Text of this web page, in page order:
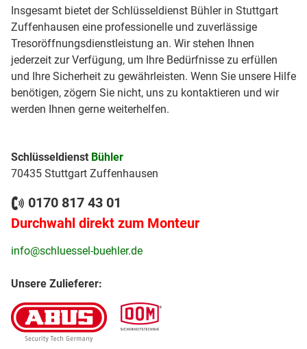
Insgesamt bietet der Schlüsseldienst Bühler in Stuttgart
Zuffenhausen eine professionelle und zuverlässige
Tresoröffnungsdienstleistung an. Wir stehen Ihnen
jederzeit zur Verfügung, um Ihre Bedürfnisse zu erfüllen
und Ihre Sicherheit zu gewährleisten. Wenn Sie unsere Hilfe
benötigen, zögern Sie nicht, uns zu kontaktieren und wir
werden Ihnen gerne weiterhelfen.
Schlüsseldienst Bühler
70435 Stuttgart Zuffenhausen
0170 817 43 01
Durchwahl direkt zum Monteur
info@schluessel-buehler.de
Unsere Zulieferer: